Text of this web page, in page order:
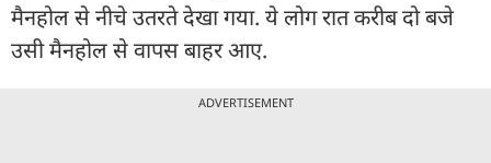
मैनहोल से नीचे उतरते देखा गया. ये लोग रात करीब दो बजे
उसी मैनहोल से वापस बाहर आए.
ADVERTISEMENT